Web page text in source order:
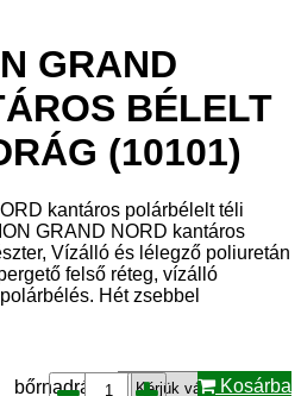
GRAND
BÉLELT
(10101)
kantáros polárbélelt téli
GRAND NORD kantáros
Vízálló és lélegző poliuretán
felső réteg, vízálló
Hét zsebbel
bőrnadrág*: Kosárba